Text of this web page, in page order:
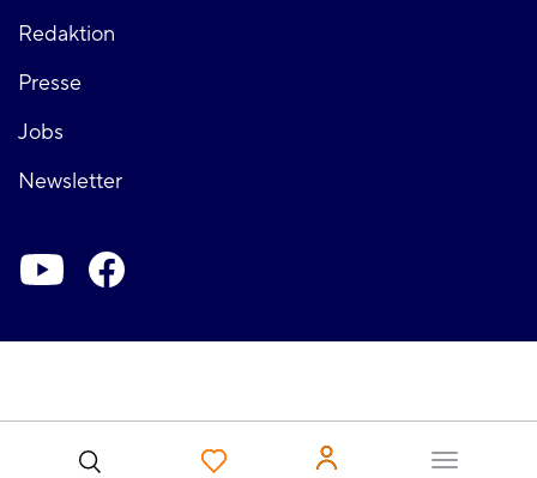
Fußzeile
rechts
Redaktion
Presse
Jobs
Newsletter
Soziale-
Netzwerke